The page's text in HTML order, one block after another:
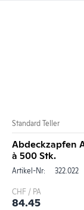
Standard Teller
Abdeckzapfen
à 500 Stk.
Artikel-Nr: 322.022
CHF / PA
84.45